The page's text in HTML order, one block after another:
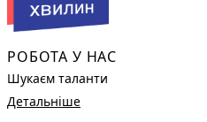
РОБОТА У НАС
Шукаєм таланти
Детальніше